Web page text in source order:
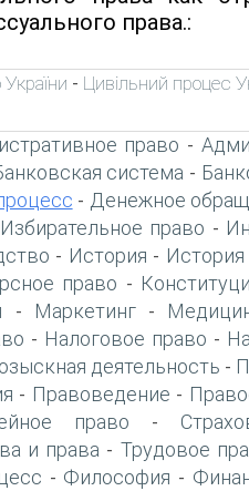
права.:
- Цивільний процес
право -
система -
- Денежное
Избирательное право -
- История -
право -
- Маркетинг-
- Налоговое право -
деятельность -
- Правоведение -
право -
и права - Трудовое
- Философия -